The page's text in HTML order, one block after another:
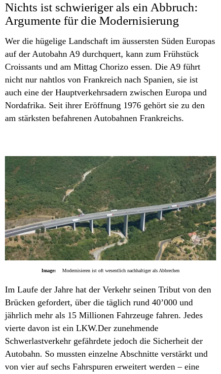
Nichts ist schwieriger als ein Abbruch:
Argumente für die Modernisierung
Wer die hügelige Landschaft im äussersten Süden Europas
auf der Autobahn A9 durchquert, kann zum Frühstück
Croissants und am Mittag Chorizo essen. Die A9 führt
nicht nur nahtlos von Frankreich nach Spanien, sie ist
auch eine der Hauptverkehrsadern zwischen Europa und
Nordafrika. Seit ihrer Eröffnung 1976 gehört sie zu den
am stärksten befahrenen Autobahnen Frankreichs.
Image: Modernisieren ist oft wesentlich nachhaltiger als Abbrechen
Im Laufe der Jahre hat der Verkehr seinen Tribut von den
Brücken gefordert, über die täglich rund 40’000 und
jährlich mehr als 15 Millionen Fahrzeuge fahren. Jedes
vierte davon ist ein LKW.Der zunehmende
Schwerlastverkehr gefährdete jedoch die Sicherheit der
Autobahn. So mussten einzelne Abschnitte verstärkt und
von vier auf sechs Fahrspuren erweitert werden – eine